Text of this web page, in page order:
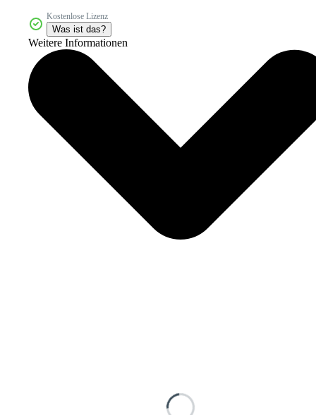
Kostenlose Lizenz
Was ist das?
Weitere Informationen